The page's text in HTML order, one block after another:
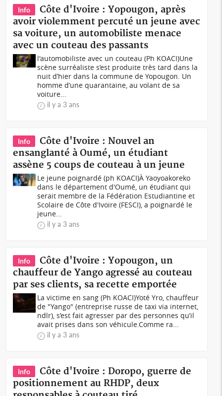
Info
Côte d'Ivoire : Yopougon, après
avoir violemment percuté un jeune avec
sa voiture, un automobiliste menace
avec un couteau des passants
l'automobiliste avec un couteau (Ph KOACI)Une
scène surréaliste s’est produite très tard dans la
nuit d’hier dans la commune de Yopougon. Un
homme d’une quarantaine, au volant de sa
voiture...
il y a 3 ans
Info
Côte d'Ivoire : Nouvel an
ensanglanté à Oumé, un étudiant
assène 5 coups de couteau à un jeune
Le jeune poignardé (ph KOACI)À Yaoyoakoreko
dans le département d'Oumé, un étudiant qui
serait membre de la Fédération Estudiantine et
Scolaire de Côte d'Ivoire (FESCI), a poignardé le
jeune...
il y a 3 ans
Info
Côte d'Ivoire : Yopougon, un
chauffeur de Yango agressé au couteau
par ses clients, sa recette emportée
La victime en sang (Ph KOACI)Yoté Yro, chauffeur
de "Yango" (entreprise russe de taxi via internet,
ndlr), s’est fait agresser par des personnes qu’il
avait prises dans son véhicule.Comme ra...
il y a 3 ans
Info
Côte d'Ivoire : Doropo, guerre de
positionnement au RHDP, deux